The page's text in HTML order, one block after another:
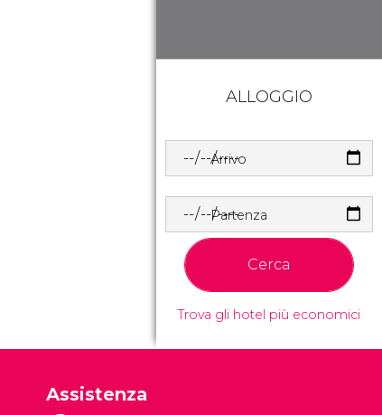
ALLOGGIO
Arrivo
Partenza
Cerca
Trova gli hotel più economici
Assistenza